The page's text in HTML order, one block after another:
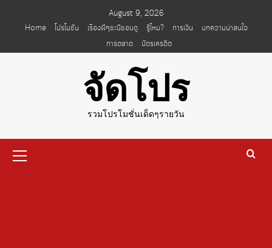
August 9, 2026
Home
โปรโมชั่น เรื่องผีๆชะนีชอบดู รู้ไหม? การเงิน
บทความน่าสนใจ
การตลาด
บัตรเครดิต
จัดโปร
รวมโปรโมชั่นเด็ดๆรายวัน
Menu